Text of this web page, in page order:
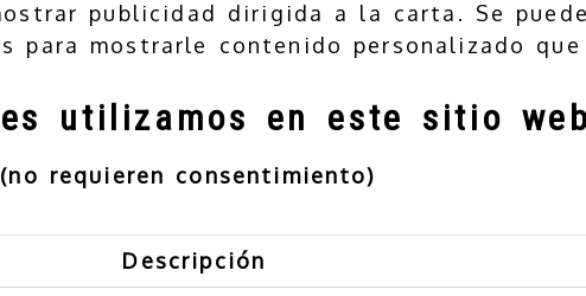
publicidad dirigida a la carta. Se
para mostrarle contenido personalizado
utilizamos en este sitio
requieren consentimiento)
Descripción